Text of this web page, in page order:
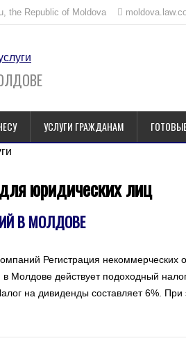
the Republic of Moldova
УСЛУГИ ГРАЖДАНАМ
юридических лиц
В МОЛДОВЕ
Регистрация некоммерческих
Молдове действует подоходный
на дивиденды составляет 6%.